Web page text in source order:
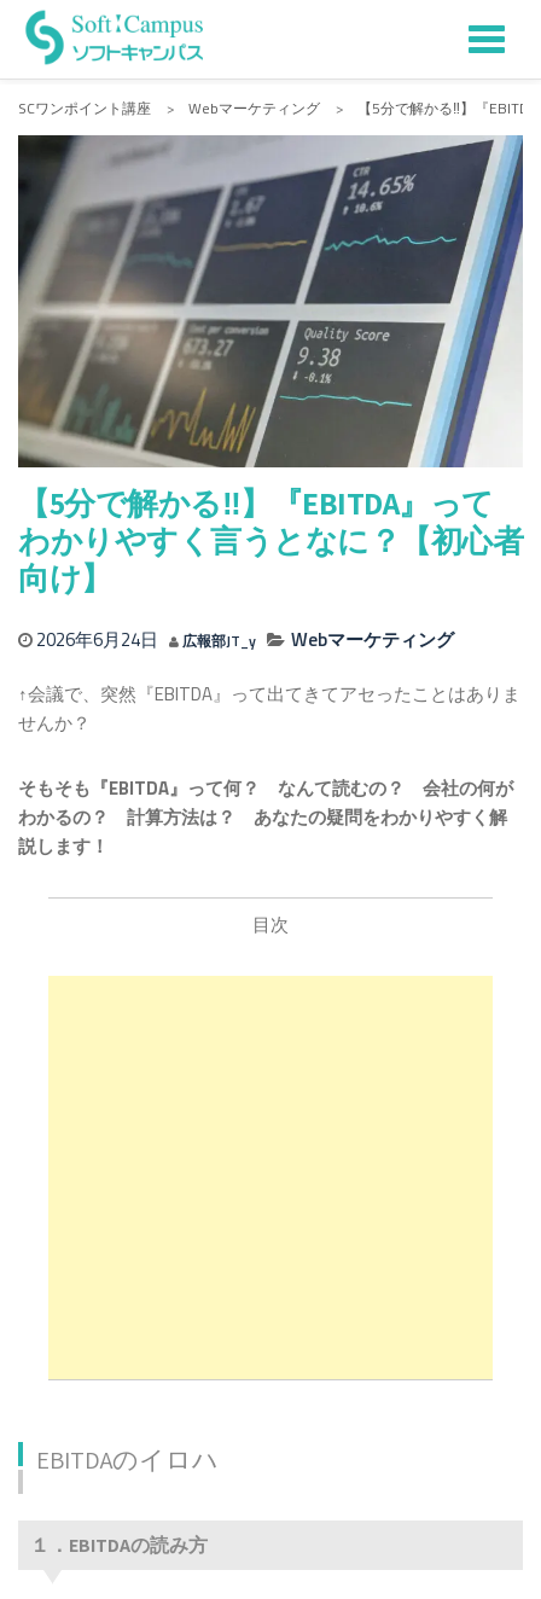
content
SCワンポイント講座 > Webマーケティング > 【5分で解かる‼】『
【5分で解かる‼】『EBITDA』って
わかりやすく言うとなに？【初心者
向け】
2026年6月24日 広報部JT_y
Webマーケティング
↑会議で、突然『EBITDA』って出てきてアセったことはありま
せんか？
そもそも『EBITDA』って何？ なんて読むの？ 会社の何が
わかるの？ 計算方法は？ あなたの疑問をわかりやすく解
説します！
目次
EBITDAのイロハ
EBITDAのイロハ
１．EBITDAの読み方